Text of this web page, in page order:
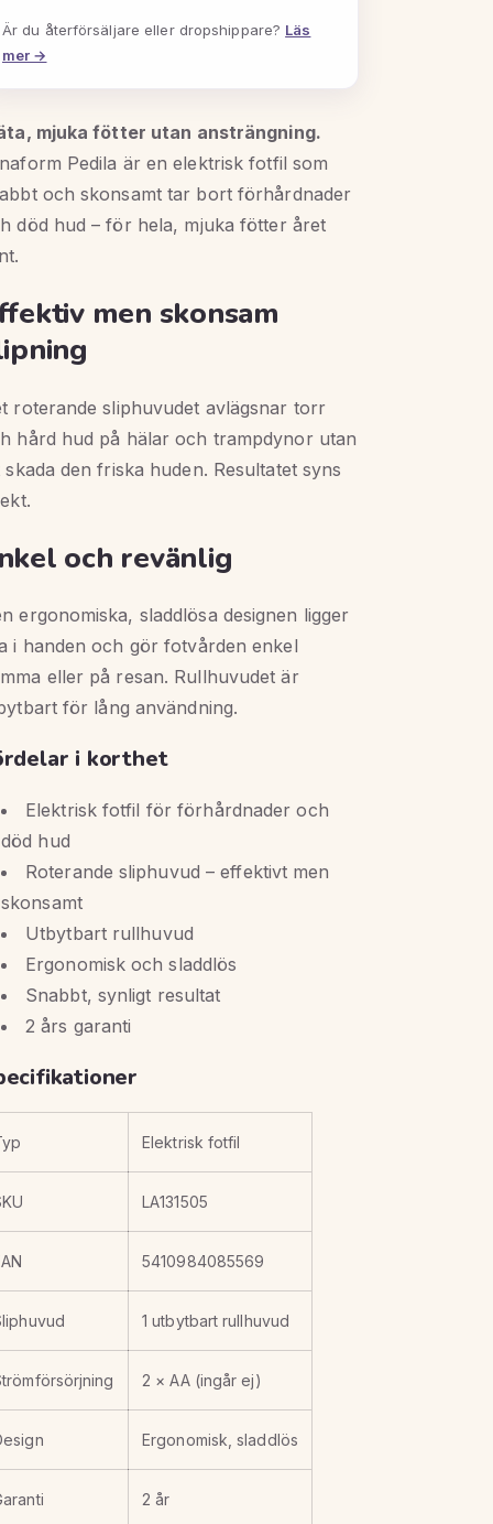
Är du återförsäljare eller dropshippare? Läs
mer →
mjuka fötter utan ansträngning.
Pedila är en elektrisk fotfil som
och skonsamt tar bort förhårdnader
död hud – för hela, mjuka fötter året
men skonsam
roterande sliphuvudet avlägsnar torr
hård hud på hälar och trampdynor utan
skada den friska huden. Resultatet syns
och revänlig
ergonomiska, sladdlösa designen ligger
i handen och gör fotvården enkel
eller på resan. Rullhuvudet är
för lång användning.
i korthet
Elektrisk fotfil för förhårdnader och
död hud
Roterande sliphuvud – effektivt men
skonsamt
Utbytbart rullhuvud
Ergonomisk och sladdlös
Snabbt, synligt resultat
2 års garanti
Elektrisk fotfil
LA131505
5410984085569
1 utbytbart rullhuvud
2 × AA (ingår ej)
Ergonomisk, sladdlös
2 år